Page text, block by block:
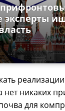
эксперты
нет никаких
для